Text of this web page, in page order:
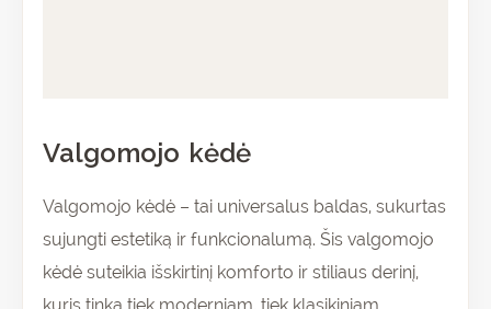
Valgomojo kėdė
Valgomojo kėdė – tai universalus baldas, sukurtas
sujungti estetiką ir funkcionalumą. Šis valgomojo
kėdė suteikia išskirtinį komforto ir stiliaus derinį,